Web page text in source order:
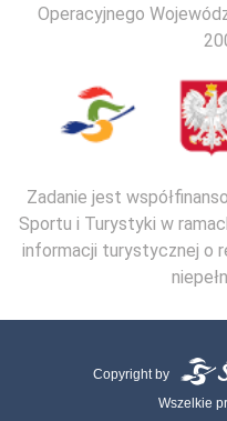
Operacyjnego
Zadanie jest
Sportu i Turystyki w
informacji turystycznej o
Copyright by
Wszelkie